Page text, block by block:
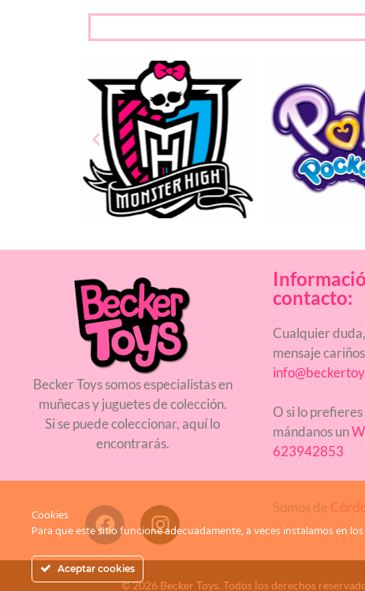
Becker Toys somos especialistas en
muñecas y juguetes de colección.
Si se puede coleccionar, aquí lo
encontrarás.
contacto:
Cualquier
mensaje
O si lo
mándanos un
623942853
Somos de
© 2026 Becker Toys. Todos los derechos
Cookies
Para que este sitio funcione adecuadamente, a veces instalamos en
Aceptar cookies